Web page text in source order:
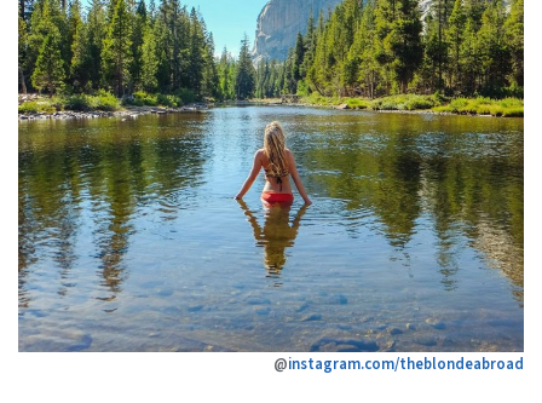
@instagram.com/theblondeabroad